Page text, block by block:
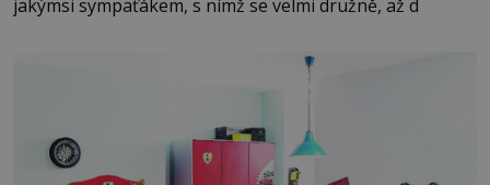
jakýmsi sympaťákem, s nímž se velmi družně, až d